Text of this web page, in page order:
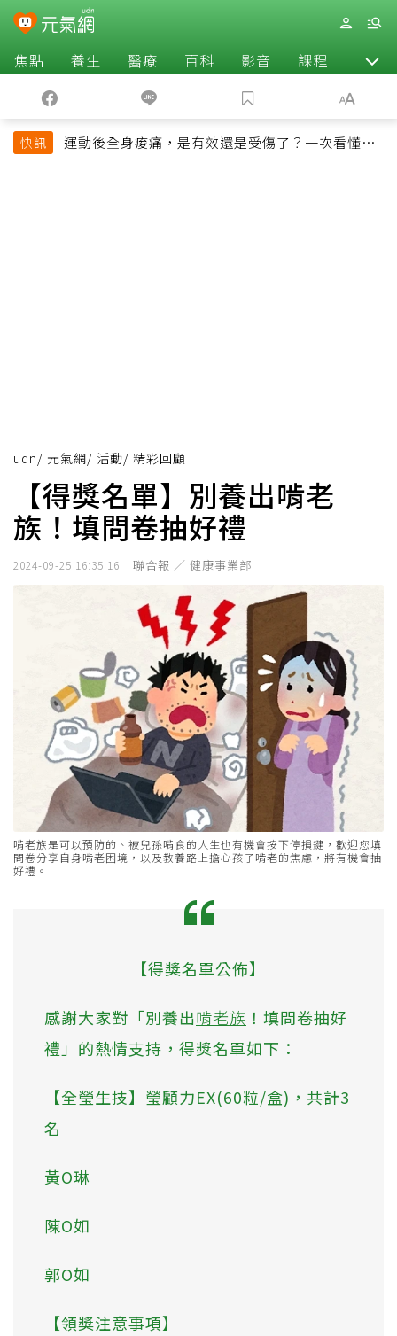
焦點 養生 醫療 百科 影音 課程 退休
快訊
運動後全身痠痛，是有效還是受傷了？一次看懂延
udn/ 元氣網/ 活動/ 精彩回顧
【得獎名單】別養出啃老
族！填問卷抽好禮
2024-09-25 16:35:16 聯合報 ／ 健康事業部
啃老族是可以預防的、被兒孫啃食的人生也有機會按下停損鍵，歡迎您填
問卷分享自身啃老困境，以及教養路上擔心孩子啃老的焦慮，將有機會抽
好禮。
【得獎名單公佈】
感謝大家對「別養出啃老族 ！填問卷抽好
禮」的熱情支持，得獎名單如下：
【全瑩生技】瑩顧力EX(60粒/盒)，共計3
名
黃O琳
陳O如
郭O如
【領獎注意事項】